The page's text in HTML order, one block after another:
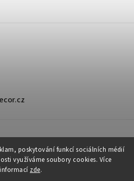
poskytování funkcí sociálních médií
využíváme soubory cookies. Více
informací zde.